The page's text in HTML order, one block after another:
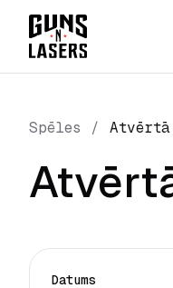
Spēles / Atvērtā
Datums